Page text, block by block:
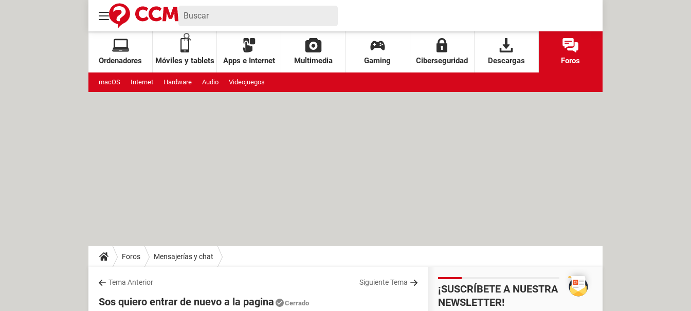
Ordenadores Móviles y tablets Apps e Internet Multimedia Gaming Ciberseguridad Descargas Foros
macOS Internet Hardware Audio Videojuegos
Foros Mensajerías y chat
Tema Anterior Siguiente Tema
Sos quiero entrar de nuevo a la pagina Cerrado
¡SUSCRÍBETE A NUESTRA
NEWSLETTER!